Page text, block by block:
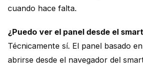
cuando hace falta.
¿Puedo ver el panel desde el
Técnicamente sí. El panel basado
abrirse desde el navegador del